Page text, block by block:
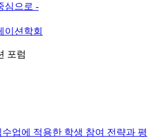
심으로 -
이션학회
포럼
업에 적용한 학생 참여 전략과 평